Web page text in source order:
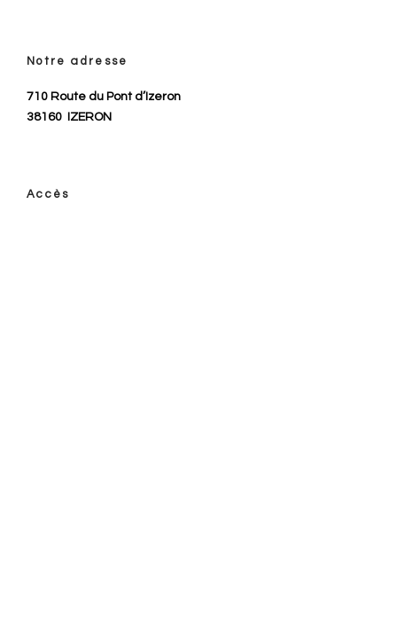
Notre adresse
710 Route du Pont d’Izeron
38160
IZERON
Accès